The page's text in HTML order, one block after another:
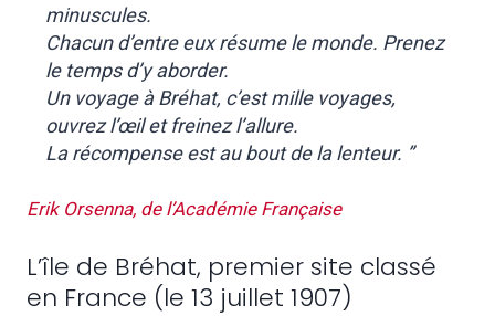
minuscules.
Chacun d’entre eux résume le monde. Prenez
le temps d’y aborder.
Un voyage à Bréhat, c’est mille voyages,
ouvrez l’œil et freinez l’allure.
La récompense est au bout de la lenteur. ”
Erik Orsenna, de l’Académie Française
L’île de Bréhat, premier site classé
en France (le 13 juillet 1907)